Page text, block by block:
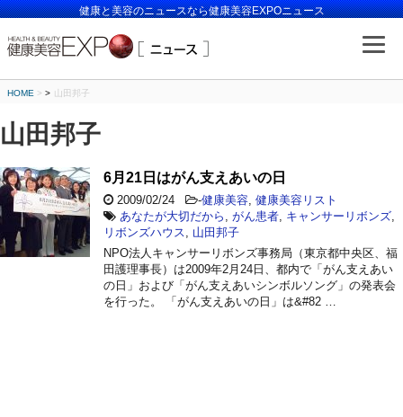
健康と美容のニュースなら健康美容EXPOニュース
HOME > 山田邦子
山田邦子
6月21日はがん支えあいの日
2009/02/24 -健康美容 健康美容リスト
あなたが大切だから
がん患者 キャンサーリボンズ
リボンズハウス
山田邦子
NPO法人キャンサーリボンズ事務局（東京都中央区、福
田護理事長）は2009年2月24日、都内で「がん支えあい
の日」および「がん支えあいシンボルソング」の発表会
を行った。 「がん支えあいの日」は&#82 …